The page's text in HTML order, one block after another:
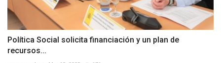
Política Social solicita financiación y un plan de
recursos...